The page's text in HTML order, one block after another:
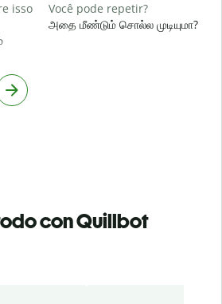
isso
Você pode repetir?
அதை மீண்டும் சொல்ல முடியுமா?
con Quillbot